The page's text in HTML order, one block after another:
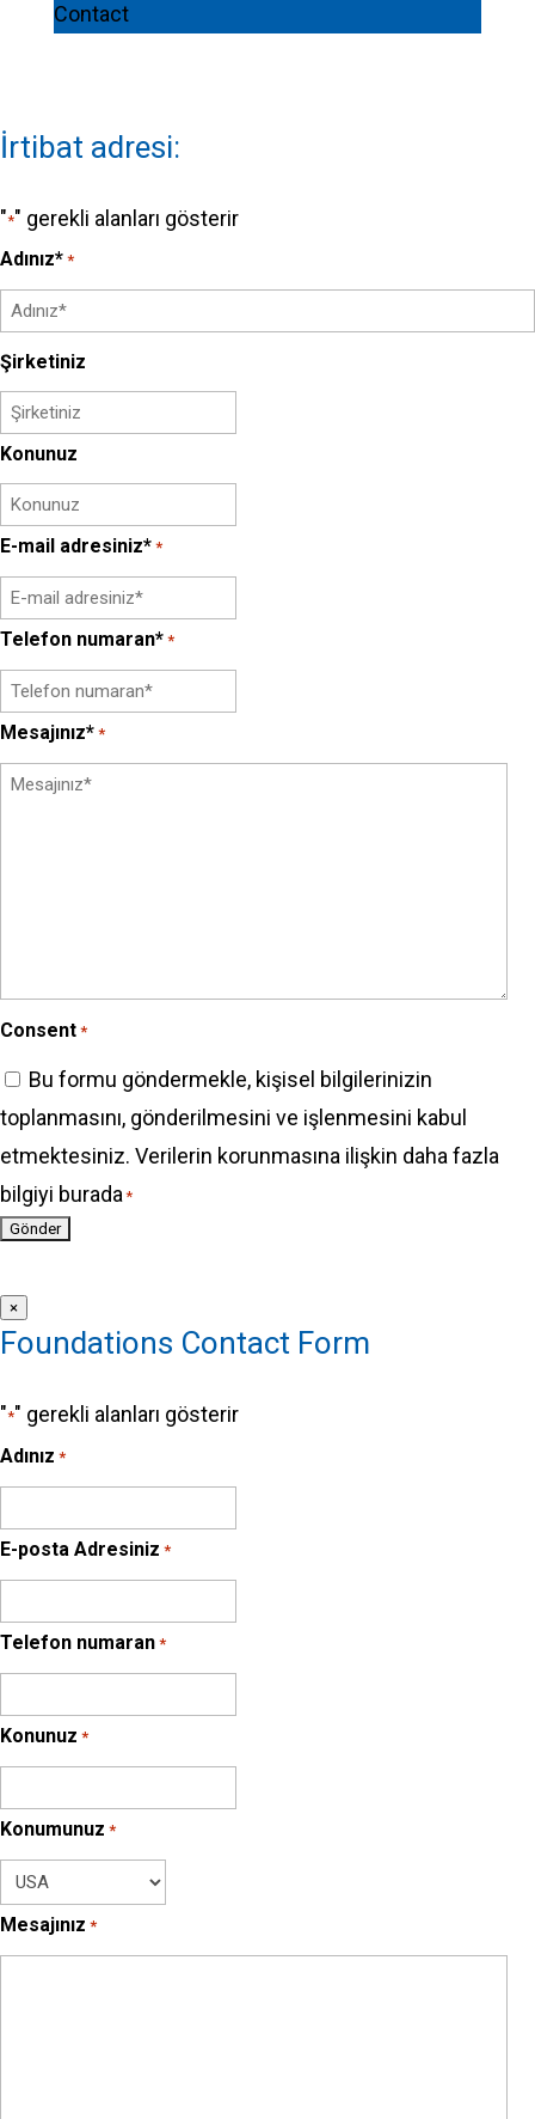
Contact
İrtibat adresi:
"*" gerekli alanları gösterir
Adınız* *
İlk
Şirketiniz
Konunuz
E-mail adresiniz* *
Telefon numaran* *
Mesajınız* *
Consent *
Bu formu göndermekle, kişisel bilgilerinizin
toplanmasını, gönderilmesini ve işlenmesini kabul
etmektesiniz. Verilerin korunmasına ilişkin daha fazla
bilgiyi burada *
×
Foundations Contact Form
"*" gerekli alanları gösterir
Adınız *
E-posta Adresiniz *
Telefon numaran *
Konunuz *
Konumunuz *
Mesajınız *